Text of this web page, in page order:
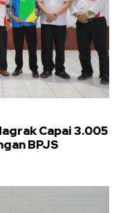
Capai 3.005
BPJS